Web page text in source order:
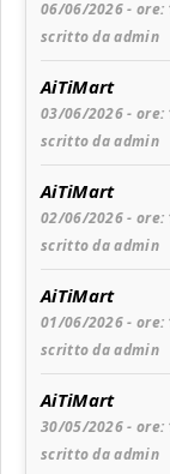
06/06/2026 - ore:
scritto da admin
AiTiMart
03/06/2026 - ore:
scritto da admin
AiTiMart
02/06/2026 - ore:
scritto da admin
AiTiMart
01/06/2026 - ore:
scritto da admin
AiTiMart
30/05/2026 - ore:
scritto da admin